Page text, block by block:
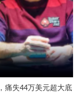
痛失44万美元超大底